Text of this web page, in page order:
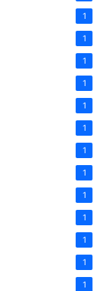
1
1
1
1
1
1
1
1
1
1
1
1
1